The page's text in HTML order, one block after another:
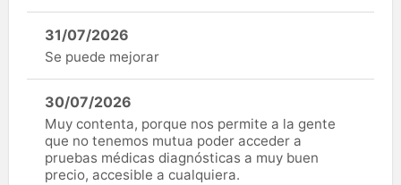
31/07/2026
Se puede mejorar
30/07/2026
Muy contenta, porque nos permite a la gente
que no tenemos mutua poder acceder a
pruebas médicas diagnósticas a muy buen
precio, accesible a cualquiera.